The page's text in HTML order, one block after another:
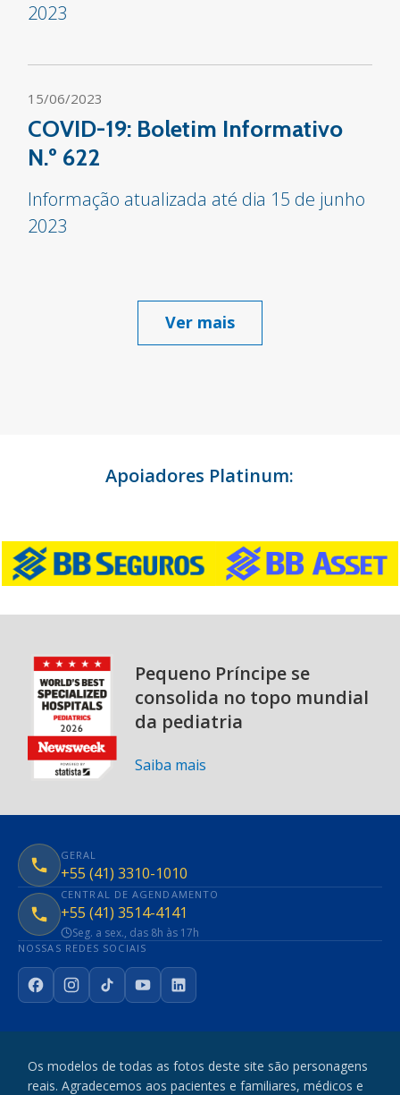
2023
15/06/2023
COVID-19: Boletim Informativo
N.º 622
Informação atualizada até dia 15 de junho
2023
Ver mais
Apoiadores Platinum:
Pequeno Príncipe se
consolida no topo mundial
da pediatria
Saiba mais
GERAL
+55 (41) 3310-1010
CENTRAL DE AGENDAMENTO
+55 (41) 3514-4141
Seg. a sex., das 8h às 17h
NOSSAS REDES SOCIAIS
FacebookInstagram
TikTokYouTubeLinkedIn
Os modelos de todas as fotos deste site são personagens
reais. Agradecemos aos pacientes e familiares, médicos e